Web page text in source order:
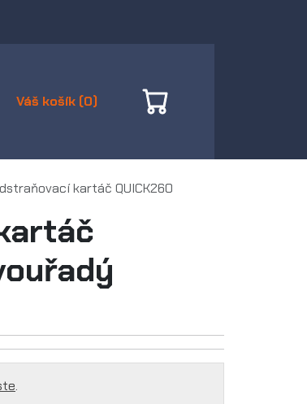
Váš košík (0)
kartáč QUICK260
.